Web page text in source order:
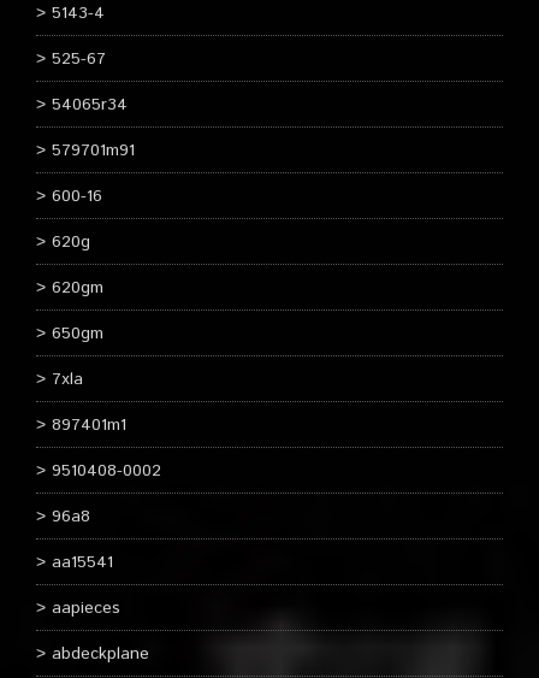
5143-4
525-67
54065r34
579701m91
600-16
620g
620gm
650gm
7xla
897401m1
9510408-0002
96a8
aa15541
aapieces
abdeckplane